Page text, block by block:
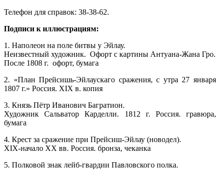
Телефон для справок: 38-38-62.
Подписи к иллюстрациям:
1. Наполеон на поле битвы у Эйлау.
Неизвестный художник. Офорт с картины Антуана-Жана Гро.
После 1808 г. офорт, бумага
2. «План Прейсишь-Эйлаускаго сражения, с утра 27 января
1807 г.» Россия. XIX в. копия
3. Князь Пётр Иванович Багратион.
Художник Сальватор Карделли. 1812 г. Россия. гравюра,
бумага
4. Крест за сражение при Прейсиш-Эйлау (новодел).
XIX-начало XX вв. Россия. бронза, чеканка
5. Полковой знак лейб-гвардии Павловского полка.